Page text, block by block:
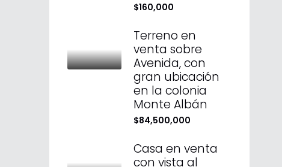
$160,000
Terreno en
venta sobre
Avenida, con
gran ubicación
en la colonia
Monte Albán
$84,500,000
Casa en venta
con vista al